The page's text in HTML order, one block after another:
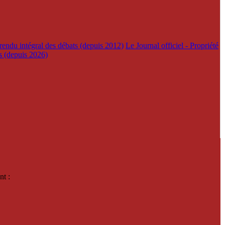
intégral des débats (depuis 2012) Le Journal officiel - Propriété
(depuis 2026)
: